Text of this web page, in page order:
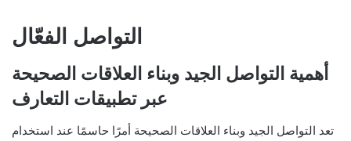
التواصل الفعّال
أهمية التواصل الجيد وبناء العلاقات الصحيحة
عبر تطبيقات التعارف
تعد التواصل الجيد وبناء العلاقات الصحيحة أمرًا حاسمًا عند استخدام